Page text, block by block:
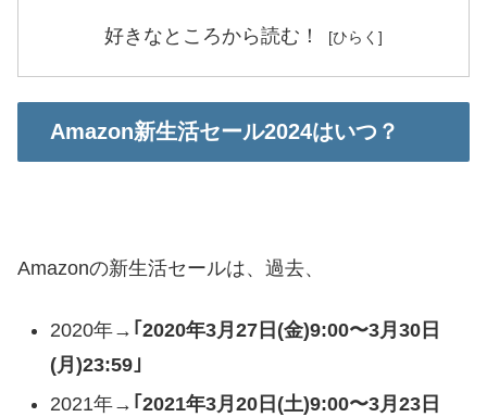
好きなところから読む！
Amazon新生活セール2024はいつ？
Amazonの新生活セールは、過去、
2020年→ ｢2020年3月27日(金)9:00〜3月30日
(月)23:59｣
2021年→ ｢2021年3月20日(土)9:00〜3月23日